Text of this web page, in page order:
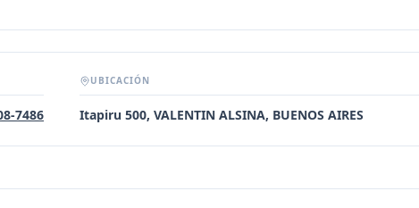
7486
UBICACIÓN
Itapiru 500, VALENTIN ALSINA, BUENOS AIRES